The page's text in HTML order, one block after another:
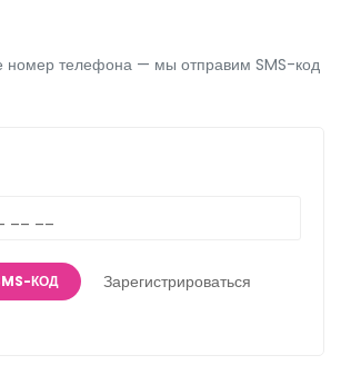
номер телефона — мы отправим SMS-код
КОД Зарегистрироваться